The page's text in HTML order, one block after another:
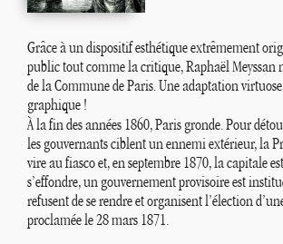
Grâce à un dispositif esthétique extrêmement
public tout comme la critique, Raphaël
de la Commune de Paris. Une adaptation
graphique !
À la fin des années 1860, Paris gronde. Pour
les gouvernants ciblent un ennemi extérieur, la
vire au fiasco et, en septembre 1870, la capitale
s’effondre, un gouvernement provisoire est
refusent de se rendre et organisent l’élection
proclamée le 28 mars 1871.